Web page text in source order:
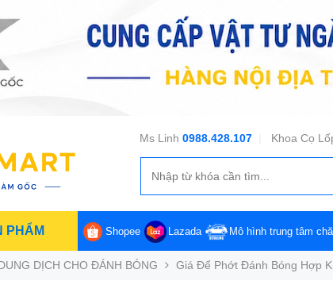
Ms Linh 0988.428.107| Khoa Cọ
PHẨM Shopee Lazada Mô hình trung tâm
DỊCH CHO ĐÁNH BÓNG Giá Để Phớt Đánh Bóng Hợp